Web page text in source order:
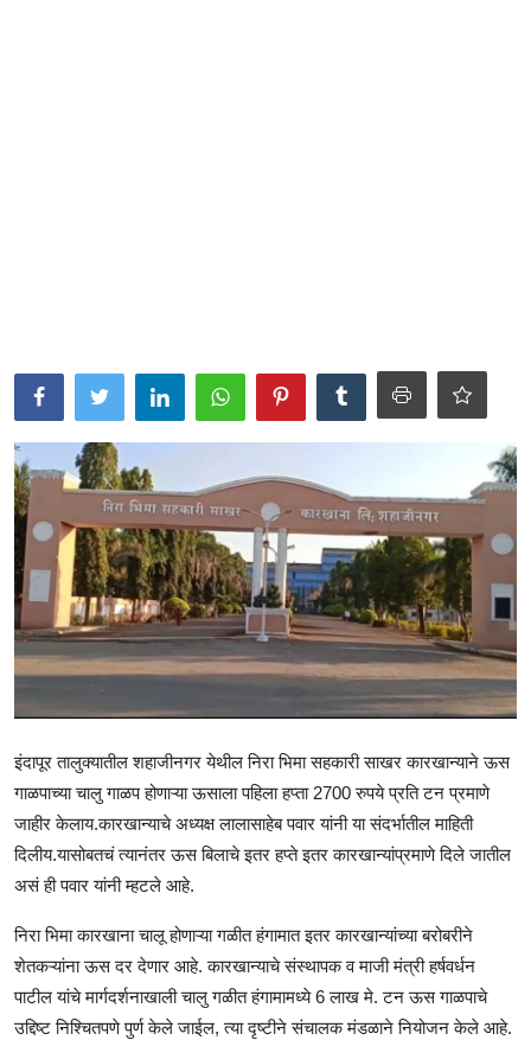
इंदापूर तालुक्यातील शहाजीनगर येथील निरा भिमा सहकारी साखर कारखान्याने ऊस
गाळपाच्या चालु गाळप होणाऱ्या ऊसाला पहिला हप्ता 2700 रुपये प्रति टन प्रमाणे
जाहीर केलाय.कारखान्याचे अध्यक्ष लालासाहेब पवार यांनी या संदर्भातील माहिती
दिलीय.यासोबतचं त्यानंतर ऊस बिलाचे इतर हप्ते इतर कारखान्यांप्रमाणे दिले जातील
असं ही पवार यांनी म्हटले आहे.
निरा भिमा कारखाना चालू होणाऱ्या गळीत हंगामात इतर कारखान्यांच्या बरोबरीने
शेतकऱ्यांना ऊस दर देणार आहे. कारखान्याचे संस्थापक व माजी मंत्री हर्षवर्धन
पाटील यांचे मार्गदर्शनाखाली चालु गळीत हंगामामध्ये 6 लाख मे. टन ऊस गाळपाचे
उद्दिष्ट निश्चितपणे पुर्ण केले जाईल, त्या दृष्टीने संचालक मंडळाने नियोजन केले आहे.